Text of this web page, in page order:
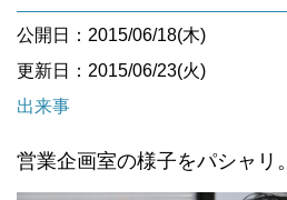
公開日：2015/06/18(木)
更新日：2015/06/23(火)
出来事
営業企画室の様子をパシャリ。